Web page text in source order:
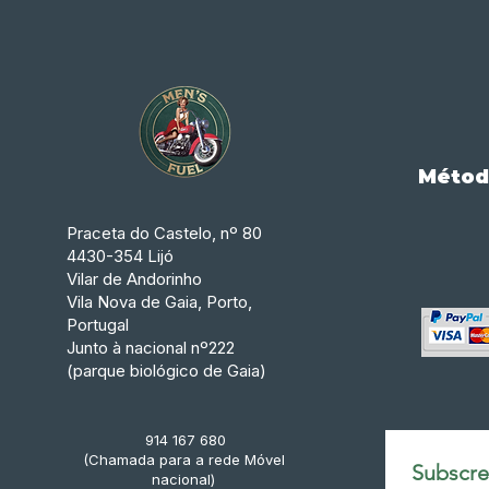
Praceta do Castelo, nº 80
4430-354 Lijó
Vilar de Andorinho
Vila Nova de Gaia, Porto,
Portugal
Junto à nacional nº222
(parque biológico de Gaia)
914 167 680
(Chamada para a rede Móvel
nacional)